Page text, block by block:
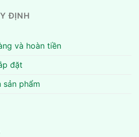
ĐỊNH
và hoàn tiền
đặt
sản phẩm